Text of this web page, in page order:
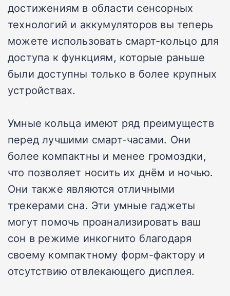
достижениям в области сенсорных
технологий и аккумуляторов вы теперь
можете использовать смарт-кольцо для
доступа к функциям, которые раньше
были доступны только в более крупных
устройствах.
Умные кольца имеют ряд преимуществ
перед лучшими смарт-часами. Они
более компактны и менее громоздки,
что позволяет носить их днём и ночью.
Они также являются отличными
трекерами сна. Эти умные гаджеты
могут помочь проанализировать ваш
сон в режиме инкогнито благодаря
своему компактному форм-фактору и
отсутствию отвлекающего дисплея.